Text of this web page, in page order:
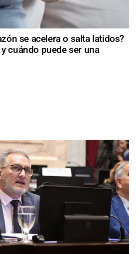
se acelera o salta latidos?
cuándo puede ser una